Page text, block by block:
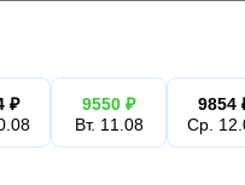
₽
9550 ₽
Вт. 11.08
9854
Ср.